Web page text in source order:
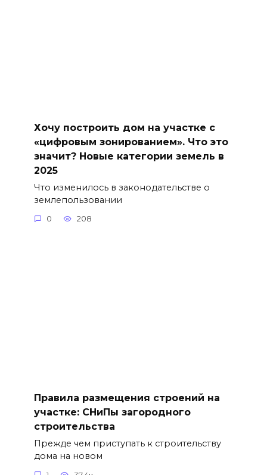
Хочу построить дом на участке с
«цифровым зонированием». Что это
значит? Новые категории земель в
2025
Что изменилось в законодательстве о
землепользовании
0 208
Правила размещения строений на
участке: СНиПы загородного
строительства
Прежде чем приступать к строительству
дома на новом